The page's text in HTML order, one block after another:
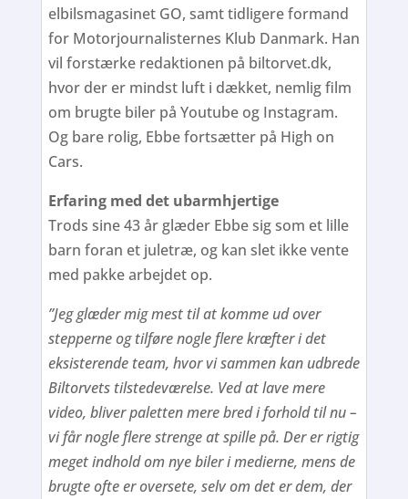
elbilsmagasinet GO, samt tidligere formand
for Motorjournalisternes Klub Danmark. Han
vil forstærke redaktionen på biltorvet.dk,
hvor der er mindst luft i dækket, nemlig film
om brugte biler på Youtube og Instagram.
Og bare rolig, Ebbe fortsætter på High on
Cars.
Erfaring med det ubarmhjertige
Trods sine 43 år glæder Ebbe sig som et lille
barn foran et juletræ, og kan slet ikke vente
med pakke arbejdet op.
”Jeg glæder mig mest til at komme ud over
stepperne og tilføre nogle flere kræfter i det
eksisterende team, hvor vi sammen kan udbrede
Biltorvets tilstedeværelse. Ved at lave mere
video, bliver paletten mere bred i forhold til nu –
vi får nogle flere strenge at spille på. Der er rigtig
meget indhold om nye biler i medierne, mens de
brugte ofte er oversete, selv om det er dem, der